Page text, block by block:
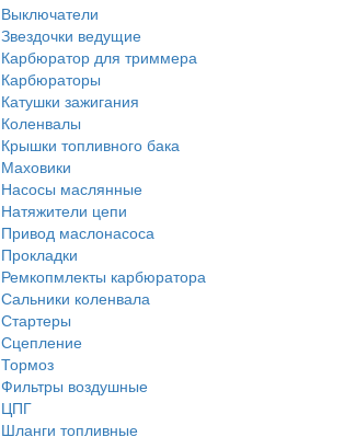
Выключатели
Звездочки ведущие
Карбюратор для триммера
Карбюраторы
Катушки зажигания
Коленвалы
Крышки топливного бака
Маховики
Насосы маслянные
Натяжители цепи
Привод маслонасоса
Прокладки
Ремкопмлекты карбюратора
Сальники коленвала
Стартеры
Сцепление
Тормоз
Фильтры воздушные
ЦПГ
Шланги топливные